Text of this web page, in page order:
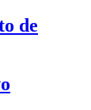
de